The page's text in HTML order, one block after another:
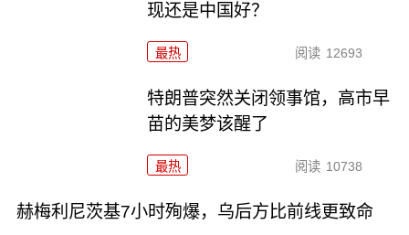
现还是中国好？
最热 阅读 12693
特朗普突然关闭领事馆，高市早
苗的美梦该醒了
最热 阅读 10738
赫梅利尼茨基7小时殉爆，乌后方比前线更致命